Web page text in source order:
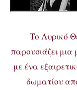
Το Λυρικό
παρουσιάζει
με ένα
δωματίου